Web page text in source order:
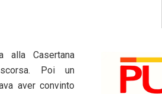
alla Casertana
Poi un
aver convinto